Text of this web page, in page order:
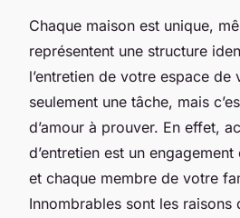
Chaque maison est unique,
représentent une structure
l’entretien de votre espace de
seulement une tâche, mais
d’amour à prouver. En effet,
d’entretien est un
et chaque membre de votre
Innombrables sont les raisons